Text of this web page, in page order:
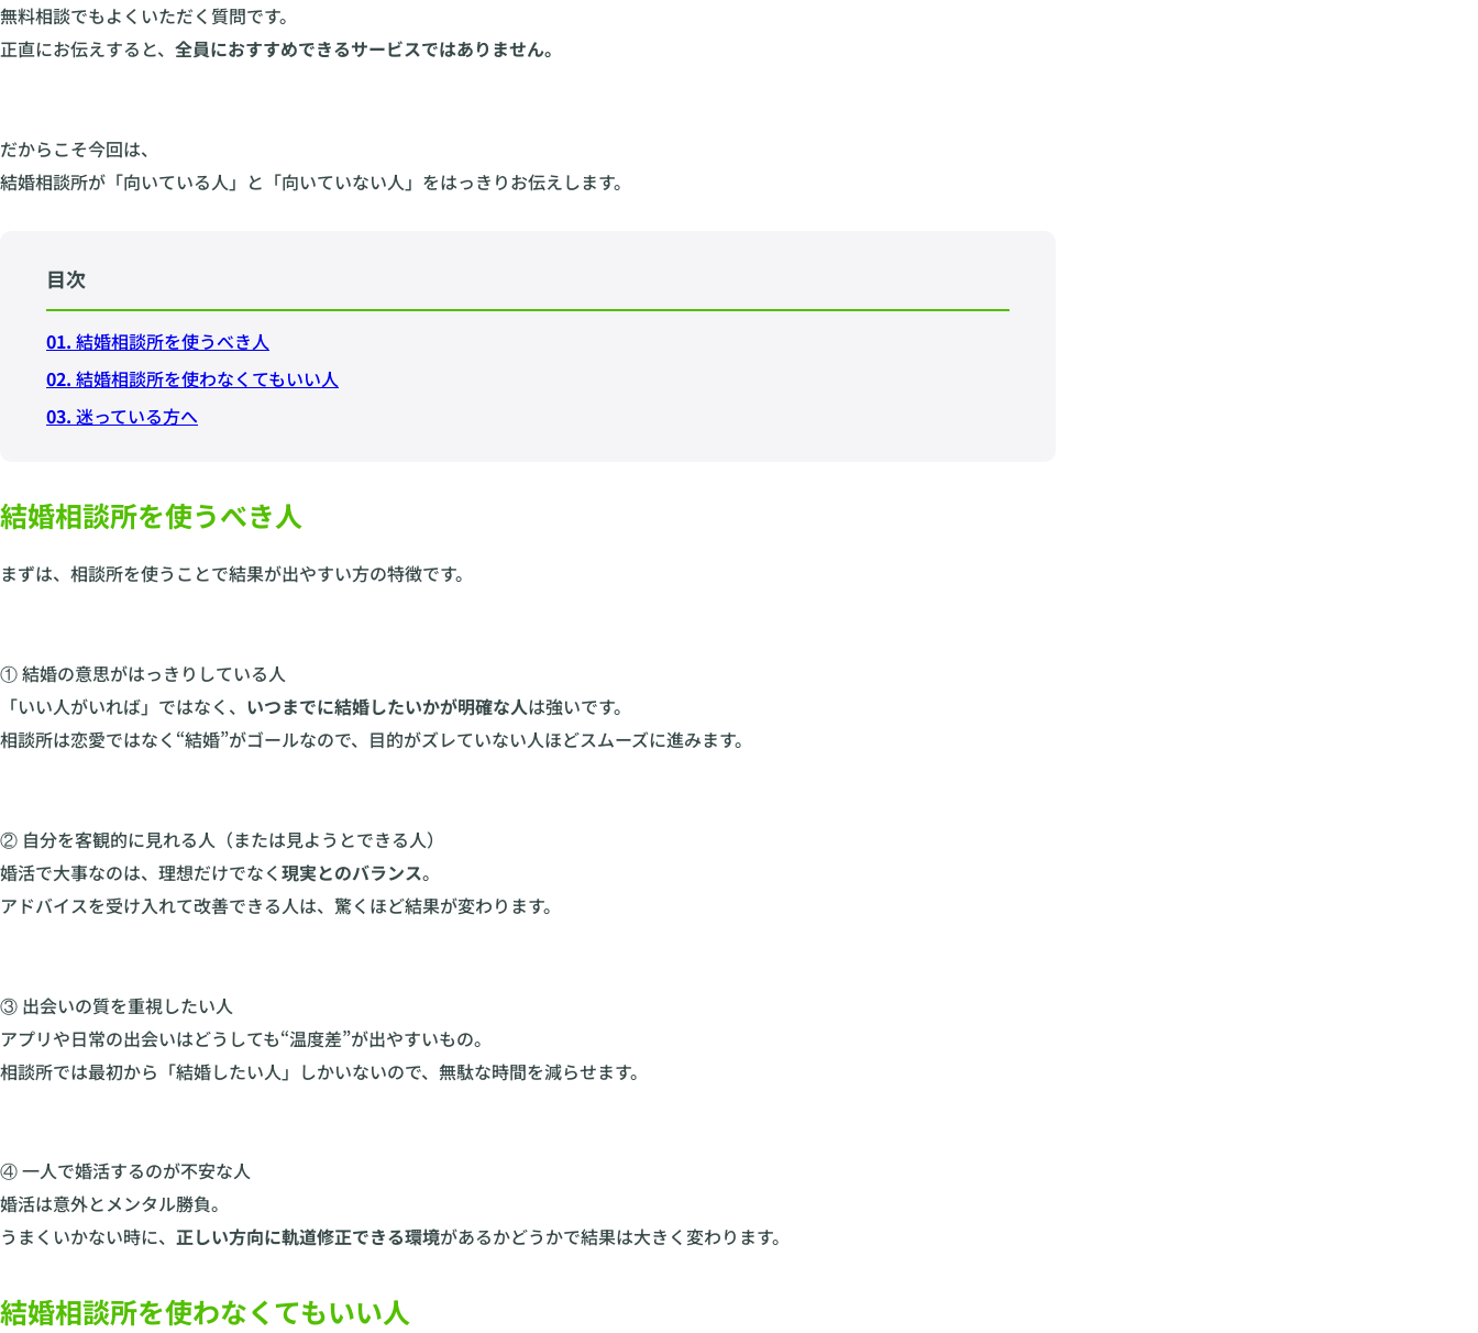
無料相談でもよくいただく質問です。
正直にお伝えすると、 全員におすすめできるサービスではありません。
だからこそ今回は、
結婚相談所が「向いている人」と「向いていない人」をはっきりお伝えします。
目次
01. 結婚相談所を使うべき人
02. 結婚相談所を使わなくてもいい人
03. 迷っている方へ
結婚相談所を使うべき人
まずは、相談所を使うことで結果が出やすい方の特徴です。
① 結婚の意思がはっきりしている人
「いい人がいれば」ではなく、 いつまでに結婚したいかが明確な人は強いです。
相談所は恋愛ではなく“結婚”がゴールなので、目的がズレていない人ほどスムーズに進みます。
② 自分を客観的に見れる人（または見ようとできる人）
婚活で大事なのは、理想だけでなく現実とのバランス。
アドバイスを受け入れて改善できる人は、驚くほど結果が変わります。
③ 出会いの質を重視したい人
アプリや日常の出会いはどうしても“温度差”が出やすいもの。
相談所では最初から「結婚したい人」しかいないので、無駄な時間を減らせます。
④ 一人で婚活するのが不安な人
婚活は意外とメンタル勝負。
うまくいかない時に、 正しい方向に軌道修正できる環境があるかどうかで結果は大きく変わります。
結婚相談所を使わなくてもいい人